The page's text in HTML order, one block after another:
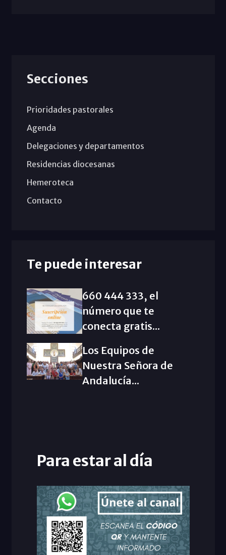
Secciones
Prioridades pastorales
Agenda
Delegaciones y departamentos
Residencias diocesanas
Hemeroteca
Contacto
Te puede interesar
660 444 333, el
número que te
conecta gratis...
Los Equipos de
Nuestra Señora de
Andalucía...
Para estar al día